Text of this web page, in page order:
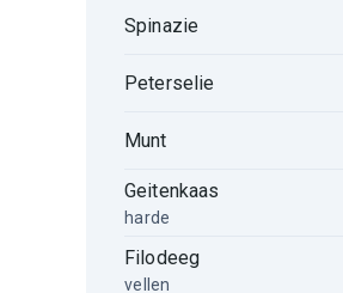
Spinazie
Peterselie
Munt
Geitenkaas
harde
Filodeeg
vellen